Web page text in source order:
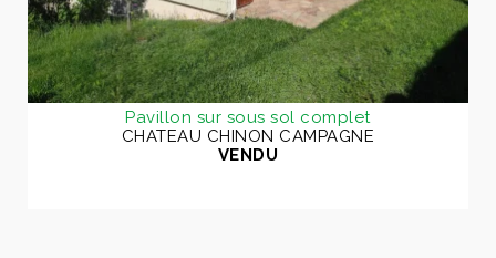
Pavillon sur sous sol complet
CHATEAU CHINON CAMPAGNE
VENDU